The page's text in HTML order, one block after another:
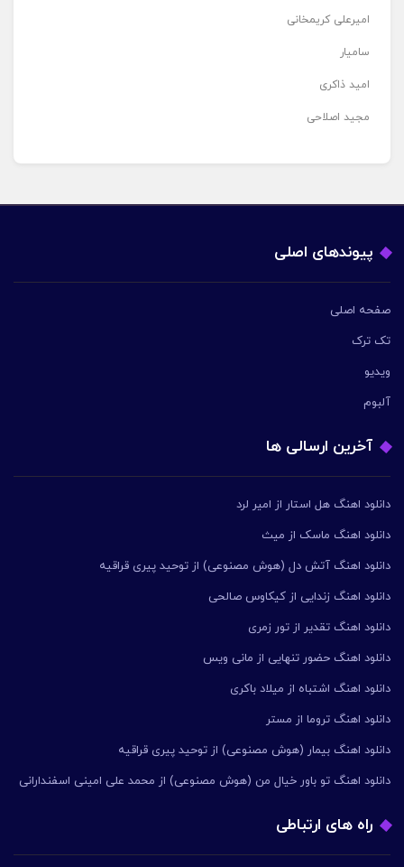
امیرعلی کریمخانی
سامیار
امید ذاکری
مجید اصلاحی
پیوندهای اصلی
صفحه اصلی
تک ترک
ویدیو
آلبوم
آخرین ارسالی ها
دانلود اهنگ هل استار از امیر لرد
دانلود اهنگ ماسک از میث
دانلود اهنگ آتش دل (هوش مصنوعی) از توحید پیری قراقیه
دانلود اهنگ زندایی از کیکاوس صالحی
دانلود اهنگ تقدیر از تور زمری
دانلود اهنگ حضور تنهایی از مانی ویس
دانلود اهنگ اشتباه از میلاد باکری
دانلود اهنگ تروما از مستر
دانلود اهنگ بیمار (هوش مصنوعی) از توحید پیری قراقیه
دانلود اهنگ تو باور خیال من (هوش مصنوعی) از محمد علی امینی اسفندارانی
راه های ارتباطی